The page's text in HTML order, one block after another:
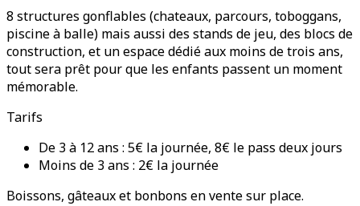
8 structures gonflables (chateaux, parcours, toboggans,
piscine à balle) mais aussi des stands de jeu, des blocs de
construction, et un espace dédié aux moins de trois ans,
tout sera prêt pour que les enfants passent un moment
mémorable.
Tarifs
De 3 à 12 ans : 5€ la journée, 8€ le pass deux jours
Moins de 3 ans : 2€ la journée
Boissons, gâteaux et bonbons en vente sur place.